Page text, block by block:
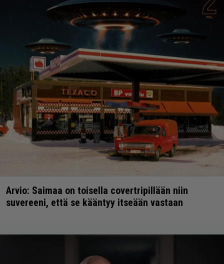
Arvio: Saimaa on toisella covertripillään niin
suvereeni, että se kääntyy itseään vastaan